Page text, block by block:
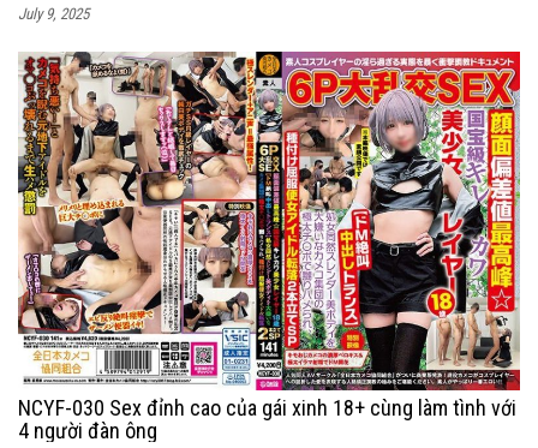
July 9, 2025
NCYF-030 Sex đỉnh cao của gái xinh 18+ cùng làm tình với
4 người đàn ông